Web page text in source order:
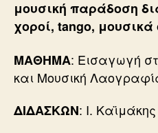
μουσική παράδοση
χοροί, tango,
ΜΑΘΗΜΑ: Εισαγωγή
και Μουσική
ΔΙΔΑΣΚΩΝ: Ι. Καϊμάκης